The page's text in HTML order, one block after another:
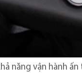
năng vận hành